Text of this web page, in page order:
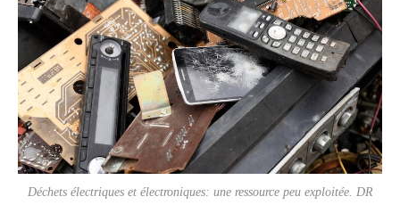
Déchets électriques et électroniques: une ressource peu exploitée. DR